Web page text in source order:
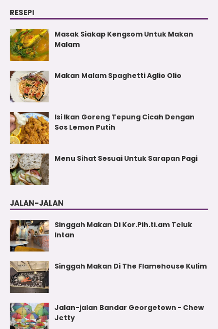
RESEPI
Masak Siakap Kengsom Untuk Makan
Malam
Makan Malam Spaghetti Aglio Olio
Isi Ikan Goreng Tepung Cicah Dengan
Sos Lemon Putih
Menu Sihat Sesuai Untuk Sarapan Pagi
JALAN-JALAN
Singgah Makan Di Kor.Pih.ti.am Teluk
Intan
Singgah Makan Di The Flamehouse Kulim
Jalan-jalan Bandar Georgetown - Chew
Jetty